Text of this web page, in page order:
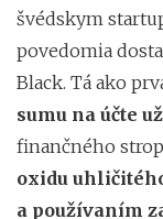
švédskym
povedomia
Black. Tá ako
sumu na účte
finančného
oxidu
a používaním